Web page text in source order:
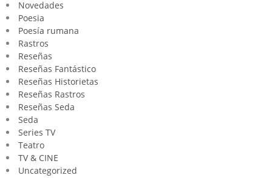
Novedades
Poesia
Poesía rumana
Rastros
Reseñas
Reseñas Fantástico
Reseñas Historietas
Reseñas Rastros
Reseñas Seda
Seda
Series TV
Teatro
TV & CINE
Uncategorized